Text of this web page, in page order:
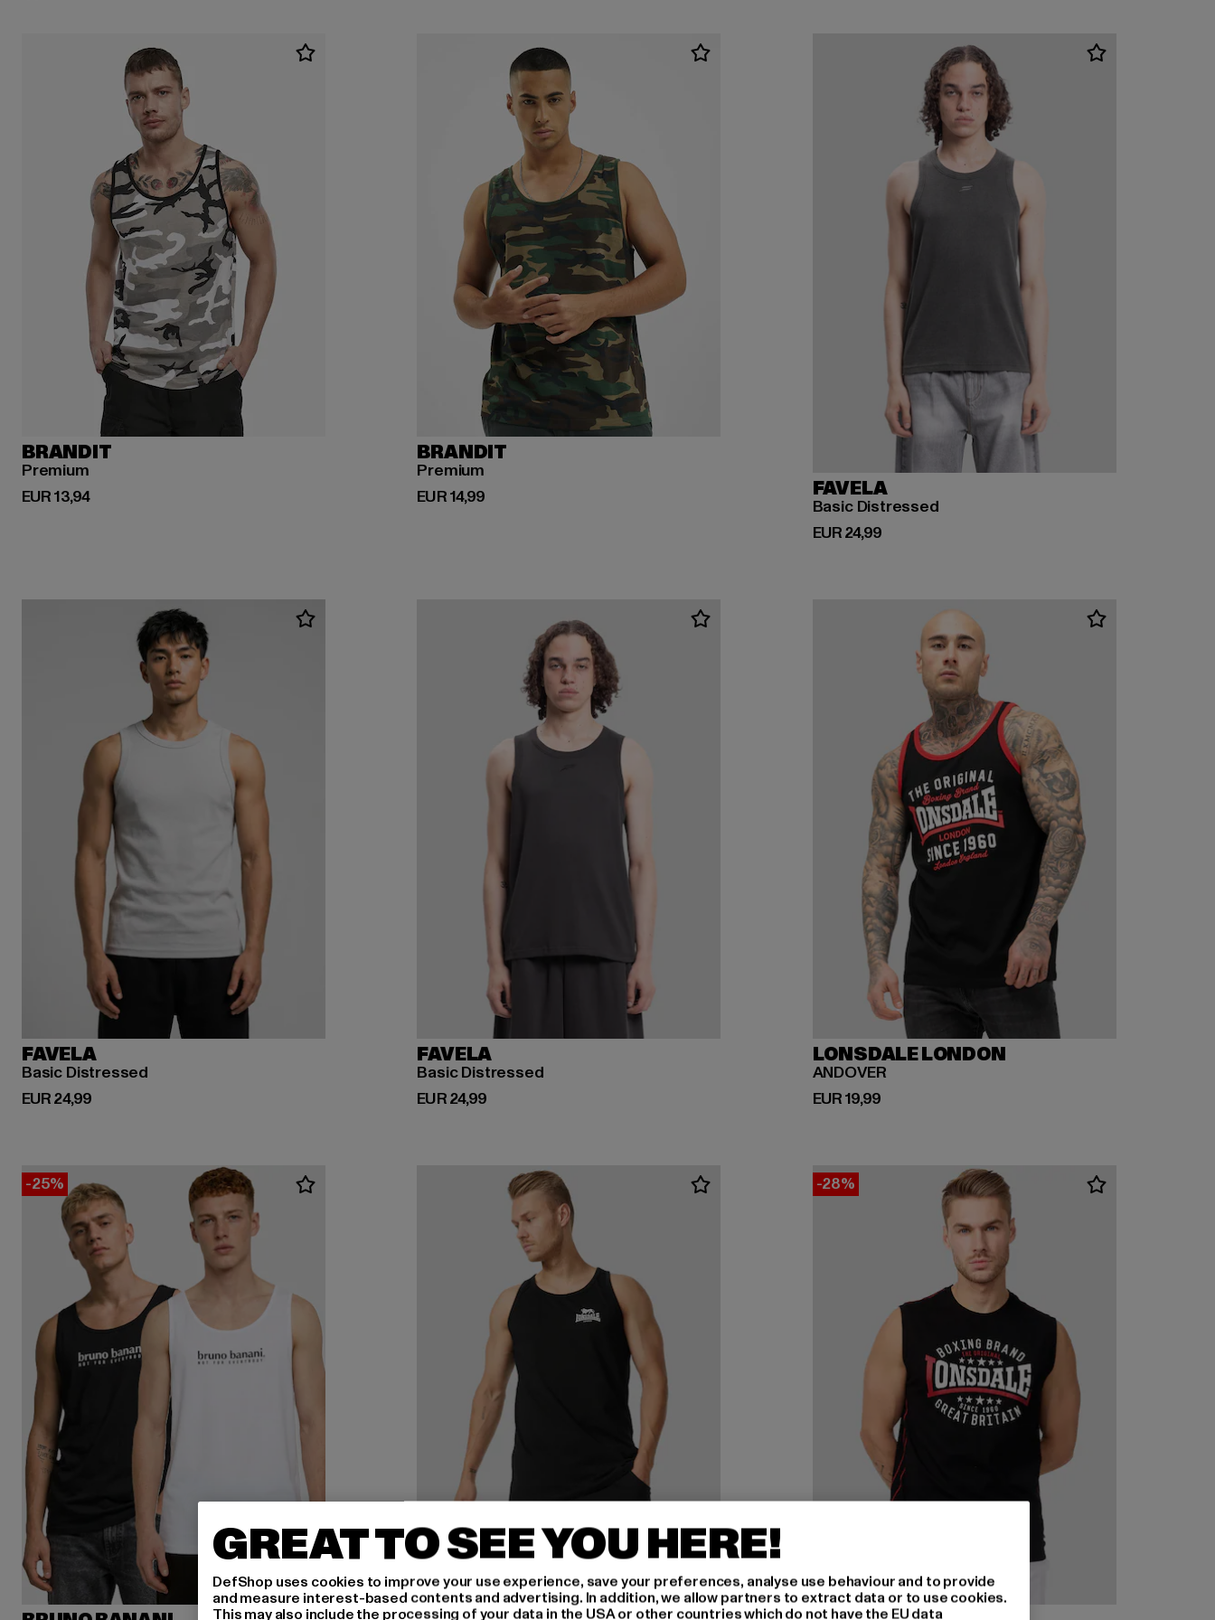
BRANDIT
Premium
EUR 13,94
Huidige prijs: EUR 13,94
BRANDIT
Premium
EUR 14,99
Huidige prijs: EUR 14,99 FAVELA
Basic Distressed
EUR 24,99
Huidige prijs: EUR 24,99
FAVELA
Basic Distressed
EUR 24,99
Huidige prijs: EUR 24,99
FAVELA
Basic Distressed
EUR 24,99
Huidige prijs: EUR 24,99
LONSDALE LONDON
ANDOVER
EUR 19,99
Huidige prijs: EUR 19,99
-25% -28%
GREAT TO SEE YOU HERE!
DefShop uses cookies to improve your use experience, save your preferences, analyse use behaviour and to provide
and measure interest-based contents and advertising. In addition, we allow partners to extract data or to use cookies.
This may also include the processing of your data in the USA or other countries which do not have the EU data